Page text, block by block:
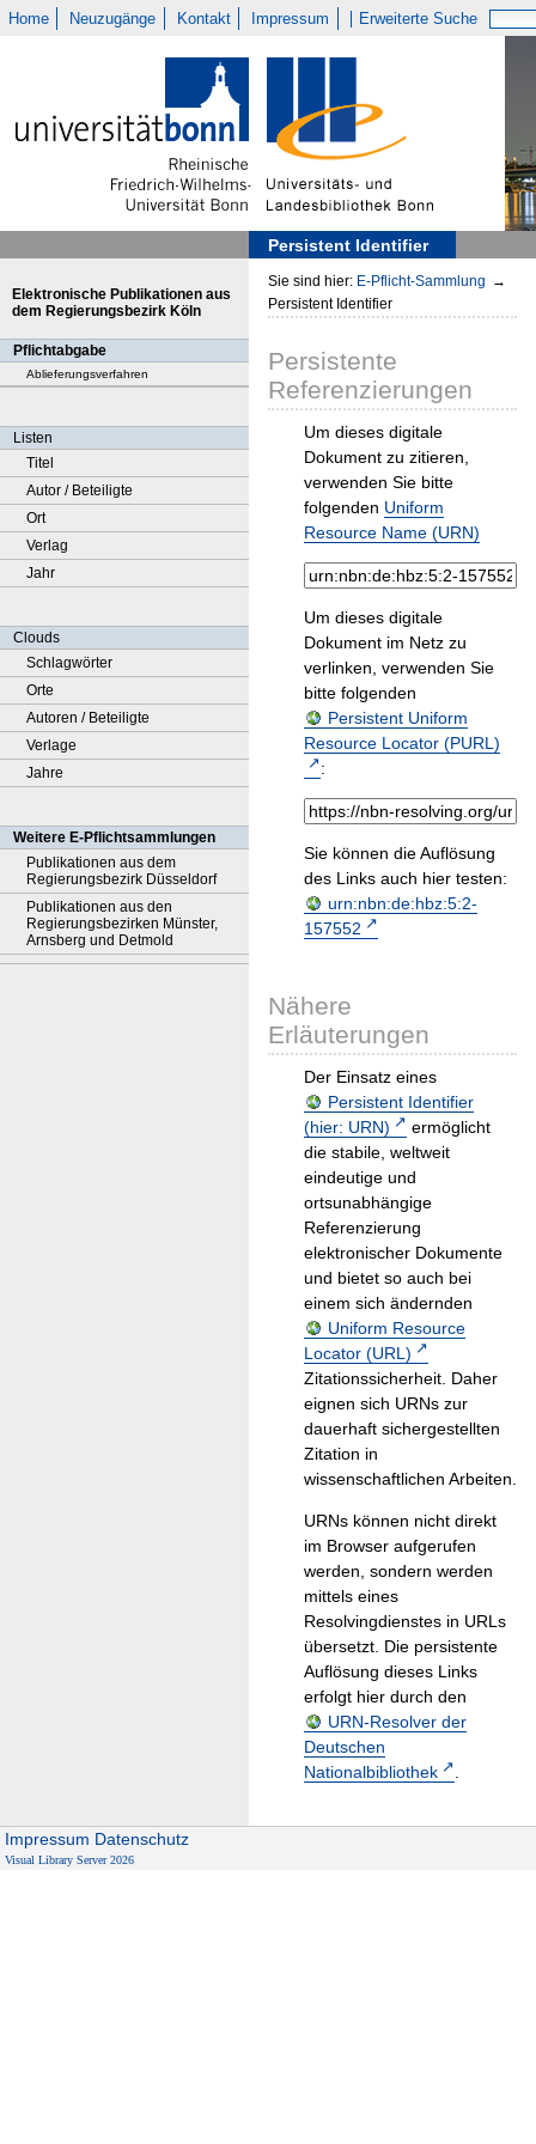
Home Neuzugänge Kontakt Impressum Erweiterte Suche
Persistent Identifier
Elektronische Publikationen aus
dem Regierungsbezirk Köln
Pflichtabgabe
Ablieferungsverfahren
Listen
Titel
Autor / Beteiligte
Ort
Verlag
Jahr
Clouds
Schlagwörter
Orte
Autoren / Beteiligte
Verlage
Jahre
Weitere E-Pflichtsammlungen
Publikationen aus dem
Regierungsbezirk Düsseldorf
Publikationen aus den
Regierungsbezirken Münster,
Arnsberg und Detmold
Sie sind hier: E-Pflicht-Sammlung →
Persistent Identifier
Persistente
Referenzierungen
Um dieses digitale
Dokument zu zitieren,
verwenden Sie bitte
folgenden Uniform
Resource Name (URN)
Um dieses digitale
Dokument im Netz zu
verlinken, verwenden Sie
bitte folgenden
Persistent Uniform
Resource Locator (PURL)
:
Sie können die Auflösung
des Links auch hier testen:
urn:nbn:de:hbz:5:2-
157552
Nähere
Erläuterungen
Der Einsatz eines
Persistent Identifier
(hier: URN)
ermöglicht
die stabile, weltweit
eindeutige und
ortsunabhängige
Referenzierung
elektronischer Dokumente
und bietet so auch bei
einem sich ändernden
Uniform Resource
Locator (URL)
Zitationssicherheit. Daher
eignen sich URNs zur
dauerhaft sichergestellten
Zitation in
wissenschaftlichen Arbeiten.
URNs können nicht direkt
im Browser aufgerufen
werden, sondern werden
mittels eines
Resolvingdienstes in URLs
übersetzt. Die persistente
Auflösung dieses Links
erfolgt hier durch den
URN-Resolver der
Deutschen
Nationalbibliothek
.
Impressum Datenschutz
Visual Library Server 2026